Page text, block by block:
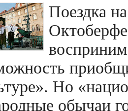
Поездка
Но
обычаи